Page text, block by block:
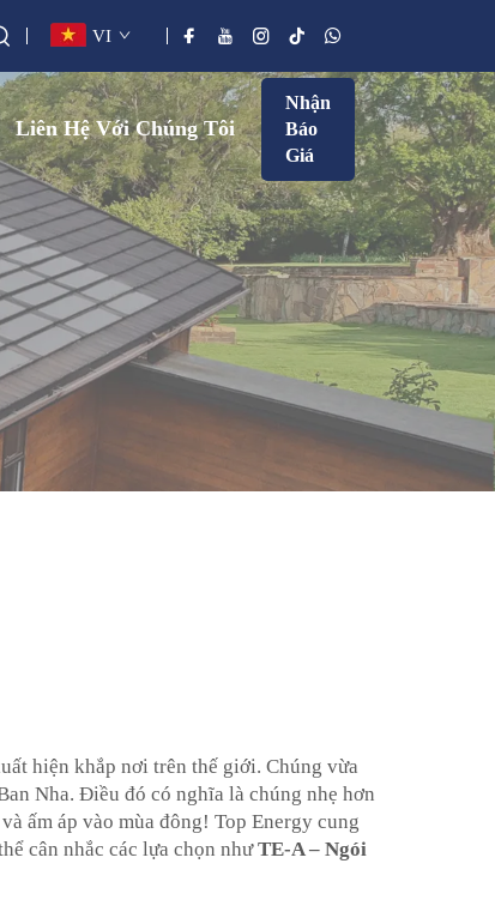
VI
Liên Hệ Với Chúng Tôi
Nhận
Báo
Giá
hiện khắp nơi trên thế giới. Chúng vừa
Nha. Điều đó có nghĩa là chúng nhẹ hơn
ấm áp vào mùa đông! Top Energy cung
cân nhắc các lựa chọn nhưTE-A – Ngói